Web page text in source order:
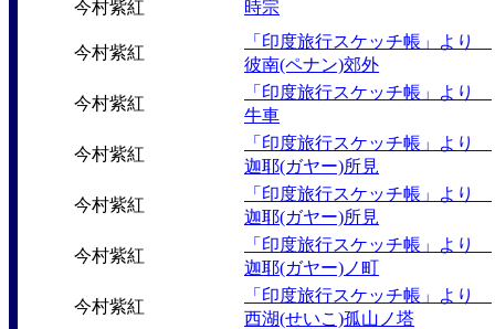
今村紫紅 時宗
今村紫紅
「印度旅行スケッチ帳」より
彼南(ペナン)郊外
今村紫紅
「印度旅行スケッチ帳」より
牛車
今村紫紅
「印度旅行スケッチ帳」より
迦耶(ガヤー)所見
今村紫紅
「印度旅行スケッチ帳」より
迦耶(ガヤー)所見
今村紫紅
「印度旅行スケッチ帳」より
迦耶(ガヤー)ノ町
今村紫紅
「印度旅行スケッチ帳」より
西湖(せいこ)孤山ノ塔